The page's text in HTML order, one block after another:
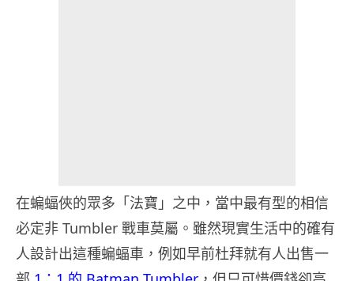
在蝙蝠俠的眾多「法寶」之中，當中最有型的相信
必定非 Tumbler 戰車莫屬。雖然現實生活中的確有
人設計出這種蝙蝠車，例如早前杜拜就有人出售一